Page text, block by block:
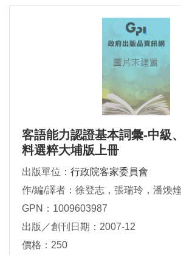
客語能力認證基本詞彙-中級
料選粹大埔版上冊
出版單位： 行政院客家委員會
作/編/譯者：徐登志，張瑞玲，潘煥
GPN：1009603987
出版／創刊日期：2007-12
價格：250